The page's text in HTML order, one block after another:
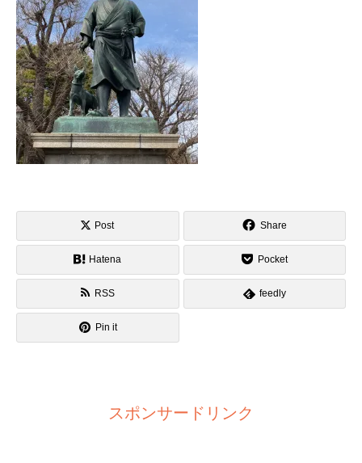
Post Share
Hatena Pocket
RSS feedly
Pin it
スポンサードリンク